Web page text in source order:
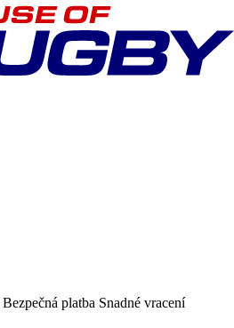
Bezpečná platba Snadné vracení